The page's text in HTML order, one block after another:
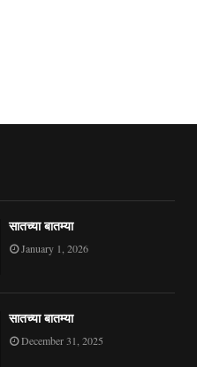
सातच्या बातम्या
January 1, 2026
सातच्या बातम्या
December 31, 2025